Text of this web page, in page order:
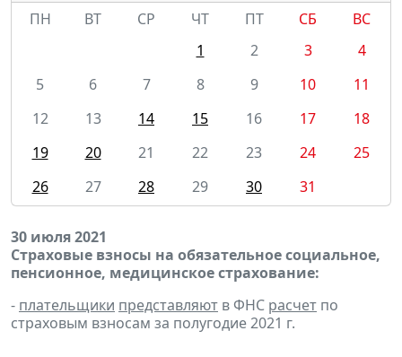
ПН
ВТ СР ЧТ ПТ СБ
ВС
1
2 3
4
5
6 7 8 9 10
11
12
13 14 15 16 17
18
19
20 21 22 23 24
25
26
27 28 29 30 31
30 июля 2021
Страховые взносы на обязательное социальное,
пенсионное, медицинское страхование:
- плательщики представляют в ФНС расчет по
страховым взносам за полугодие 2021 г.